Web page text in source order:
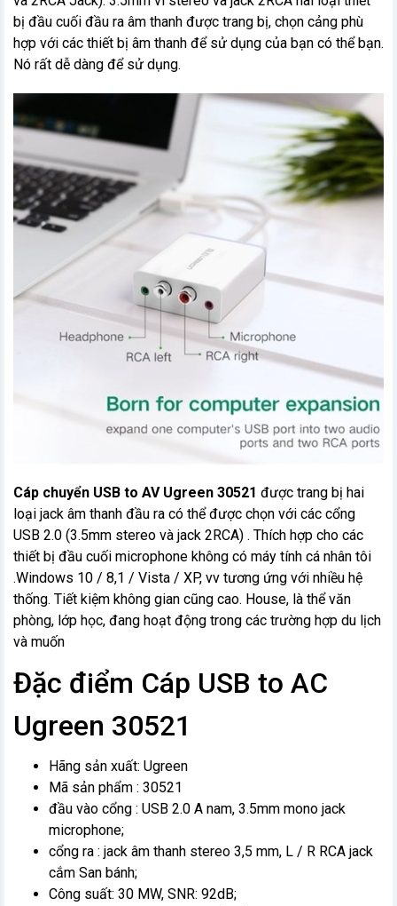
bị đầu cuối đầu ra âm thanh được trang bị, chọn cảng phù
hợp với các thiết bị âm thanh để sử dụng của bạn có thể bạn.
Nó rất dễ dàng để sử dụng.
Cáp chuyển USB to AV Ugreen 30521 được trang bị hai
loại jack âm thanh đầu ra có thể được chọn với các cổng
USB 2.0 (3.5mm stereo và jack 2RCA) . Thích hợp cho các
thiết bị đầu cuối microphone không có máy tính cá nhân tôi
.Windows 10 / 8,1 / Vista / XP, vv tương ứng với nhiều hệ
thống. Tiết kiệm không gian cũng cao. House, là thể văn
phòng, lớp học, đang hoạt động trong các trường hợp du lịch
và muốn
Đặc điểm Cáp USB to AC
Ugreen 30521
Hãng sản xuất: Ugreen
Mã sản phẩm : 30521
đầu vào cổng : USB 2.0 A nam, 3.5mm mono jack
microphone;
cổng ra : jack âm thanh stereo 3,5 mm, L / R RCA jack
cắm San bánh;
Công suất: 30 MW, SNR: 92dB;